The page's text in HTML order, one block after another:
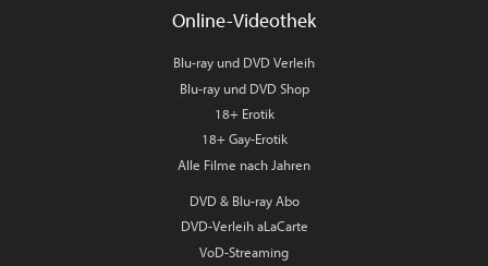
Online-Videothek
Blu-ray und DVD Verleih
Blu-ray und DVD Shop
18+ Erotik
18+ Gay-Erotik
Alle Filme nach Jahren
DVD & Blu-ray Abo
DVD-Verleih aLaCarte
VoD-Streaming